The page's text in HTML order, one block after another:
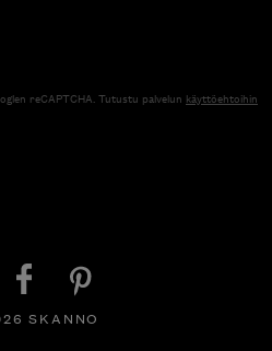
reCAPTCHA. Tutustu palvelun käyttöehtoihin
SKANNO